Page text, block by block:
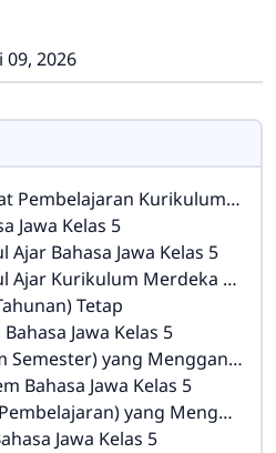
09, 2026
Kurikulum Merdeka Bahasa Jawa Kelas 5
Jawa Kelas 5
Bahasa Jawa Kelas 5
Merdeka Bahasa Jawa Kelas 5
Tetap
Jawa Kelas 5
yang Menggantikan Promes
Bahasa Jawa Kelas 5
yang Menggantikan Silabus
Jawa Kelas 5